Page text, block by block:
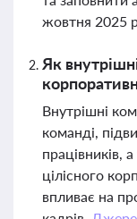
жовтня 2025
Як
Внутрішні
команді,
працівників,
цілісного
впливає на